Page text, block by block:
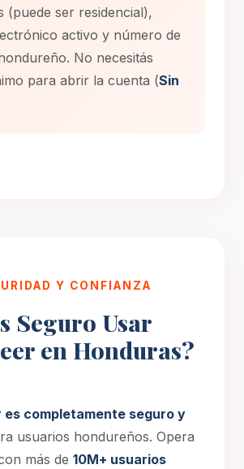
(puede ser residencial),
activo y número de
No necesitás
para abrir la cuenta (Sin
Y CONFIANZA
Seguro Usar
en Honduras?
es completamente seguro y
usuarios hondureños. Opera
más de 10M+ usuarios